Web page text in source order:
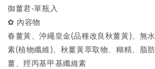
御薑君-單瓶入
✿ 內容物
春薑黃、沖繩皇金(品種改良秋薑黃)、無
素(植物纖維)、秋薑黃萃取物、糊精、脂
薑、羥丙基甲基纖維素